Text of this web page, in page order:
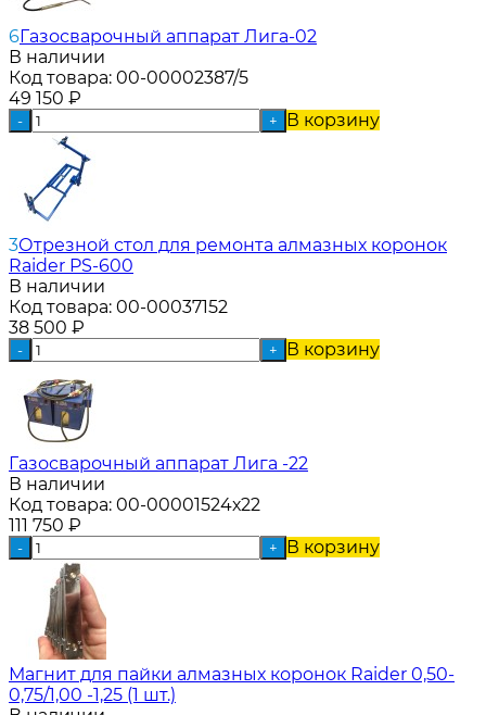
6Газосварочный аппарат Лига-02
В наличии
Код товара: 00-00002387/5
49 150 ₽
- + В корзину
3Отрезной стол для ремонта алмазных коронок
Raider PS-600
В наличии
Код товара: 00-00037152
38 500 ₽
- + В корзину
Газосварочный аппарат Лига -22
В наличии
Код товара: 00-00001524х22
111 750 ₽
- + В корзину
Магнит для пайки алмазных коронок Raider 0,50-
0,75/1,00 -1,25 (1 шт.)